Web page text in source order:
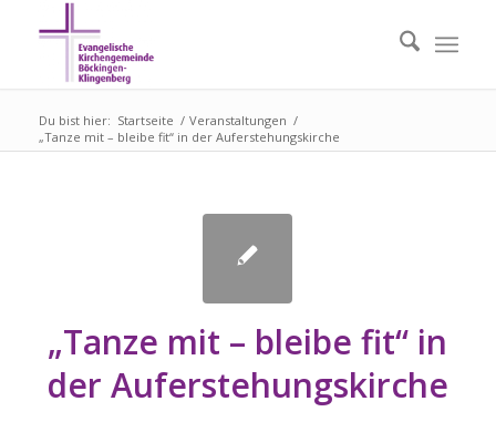
Du bist hier: Startseite / Veranstaltungen /
„Tanze mit – bleibe fit“ in der Auferstehungskirche
„Tanze mit – bleibe fit“ in
der Auferstehungskirche